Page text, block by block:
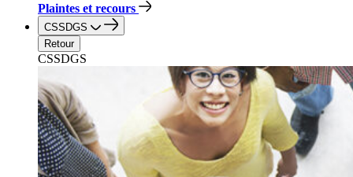
Plaintes et recours
CSSDGS
Retour
CSSDGS